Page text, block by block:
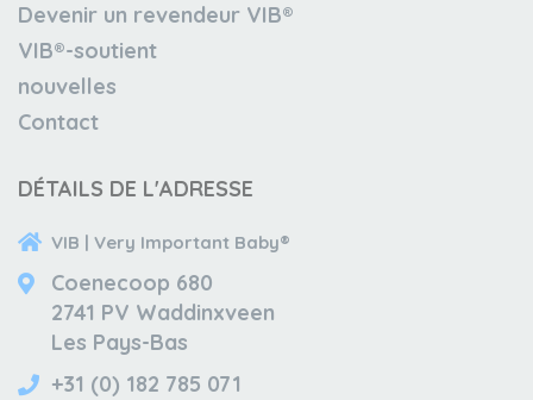
Devenir un revendeur VIB®
VIB®-soutient
nouvelles
Contact
DÉTAILS DE L'ADRESSE
VIB | Very Important Baby®
Coenecoop 680
2741 PV Waddinxveen
Les Pays-Bas
+31 (0) 182 785 071